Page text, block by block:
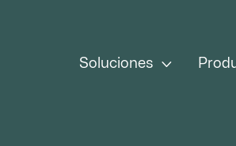
Soluciones 